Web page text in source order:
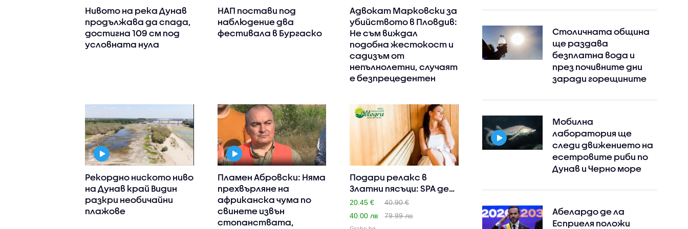
Нивото на река Дунав
продължава да спада,
достигна 109 см под
условната нула
НАП постави под
наблюдение два
фестивала в Бургаско
Адвокат Марковски за
убийството в Пловдив:
Не съм виждал
подобна жестокост и
садизъм от
непълнолетни, случаят
е безпрецедентен
Рекордно ниското ниво
на Дунав край Видин
разкри необичайни
плажове
Пламен Абровски: Няма
прехвърляне на
африканска чума по
свинете извън
стопанствата,
Подари релакс в
Златни пясъци: SPA ден
с вкл..
20.45 €
40.90 €
40.00 лв
79.99 лв
Столичната община
ще раздава
безплатна вода и
през почивните дни
заради горещините
Мобилна
лаборатория ще
следи движението на
есетровите риби по
Дунав и Черно море
Абелардо де ла
Есприеля положи